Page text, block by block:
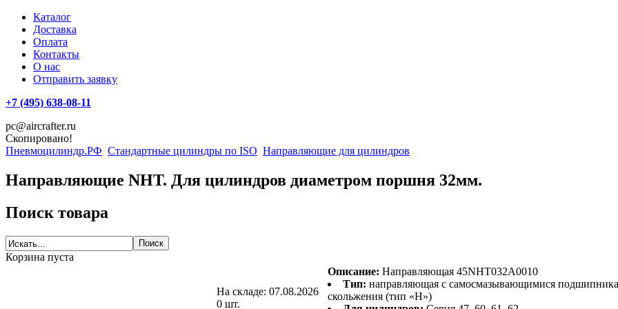
Каталог
Доставка
Оплата
Контакты
О нас
Отправить заявку
+7 (495) 638-08-11
pc@aircrafter.ru
Скопировано!
Пневмоцилиндр.РФ Стандартные цилиндры по ISO Направляющие для цилиндров
Направляющие NHT. Для цилиндров диаметром поршня 32мм.
Поиск товара
Корзина пуста
На складе: 07.08.2026
0 шт.
Описание: Направляющая 45NHT032A0010
Тип: направляющая с самосмазывающимися
скольжения (тип «H»)